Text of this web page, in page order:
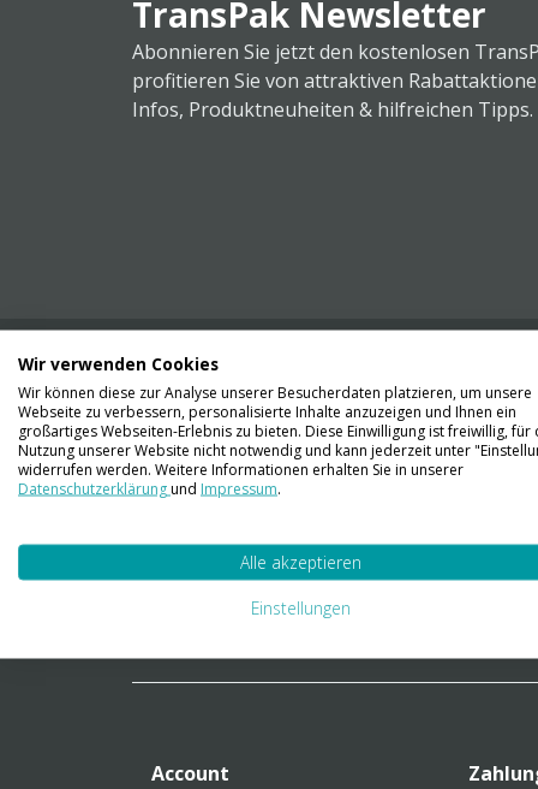
TransPak Newsletter
Abonnieren Sie jetzt den kostenlosen
profitieren Sie von attraktiven
Infos, Produktneuheiten & hilfreichen Tipps.
Kontaktieren Sie uns
061 711 73 56
Verpackungslexikon
FAQ
Account
Wir verwenden Cookies
Wir können diese zur Analyse unserer Besucherdaten platzieren, um unsere
Webseite zu verbessern, personalisierte Inhalte anzuzeigen und Ihnen ein
großartiges Webseiten-Erlebnis zu bieten. Diese Einwilligung ist freiwillig, für
Nutzung unserer Website nicht notwendig und kann jederzeit unter
widerrufen werden. Weitere Informationen erhalten Sie in unserer
Datenschutzerklärungund Impressum.
Alle akzeptieren
Einstellungen